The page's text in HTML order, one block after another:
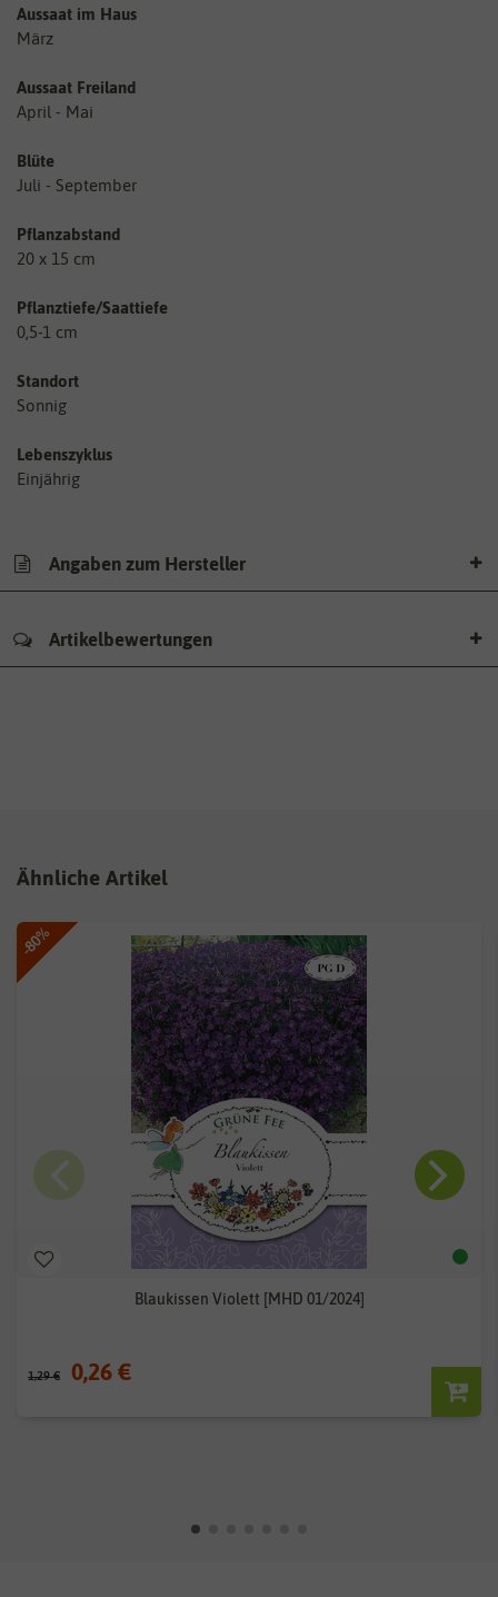
Aussaat im Haus
März
Aussaat Freiland
April - Mai
Blüte
Juli - September
Pflanzabstand
20 x 15 cm
Pflanztiefe/Saattiefe
0,5-1 cm
Standort
Sonnig
Lebenszyklus
Einjährig
Angaben zum Hersteller
Artikelbewertungen
Ähnliche Artikel
-80%
Blaukissen Violett [MHD 01/2024]
1,29 € 0,26 €